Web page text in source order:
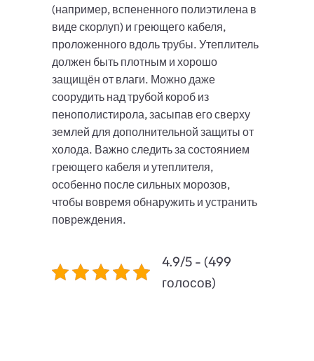
(например, вспененного полиэтилена в
виде скорлуп) и греющего кабеля,
проложенного вдоль трубы. Утеплитель
должен быть плотным и хорошо
защищён от влаги. Можно даже
соорудить над трубой короб из
пенополистирола, засыпав его сверху
землей для дополнительной защиты от
холода. Важно следить за состоянием
греющего кабеля и утеплителя,
особенно после сильных морозов,
чтобы вовремя обнаружить и устранить
повреждения.
4.9/5 - (499
голосов)